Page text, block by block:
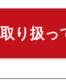
り扱っ